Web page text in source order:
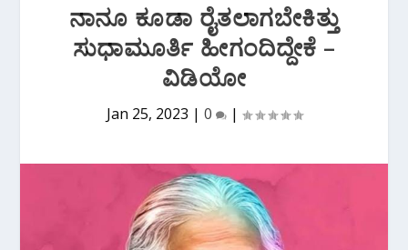
ನಾನೂ ಕೂಡಾ ರೈತಲಾಗಬೇಕಿತ್ತು
ಸುಧಾಮೂರ್ತಿ ಹೀಗಂದಿದ್ದೇಕೆ –
ವಿಡಿಯೋ
Jan 25, 2023 | 0 |